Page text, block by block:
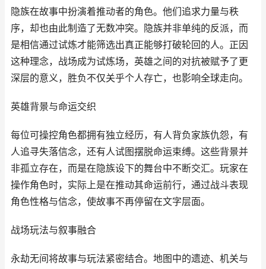
隐族在故事中扮演着推动者的角色。他们追求力量与秩
序，却也由此制造了无数冲突。隐族并非单纯的反派，而
是相信通过试炼才能筛选出真正能够打破轮回的人。正因
这种理念，战场成为试炼场，英雄之间的对抗被赋予了更
深层的意义，胜负不仅关乎个人存亡，也影响全球走向。
英雄背景与命运交织
每位可操控角色都拥有独立经历，有人背负家族仇怨，有
人追寻失落信念，还有人试图摆脱命运束缚。这些背景并
非孤立存在，而是在隐族设下的舞台中不断交汇。玩家在
操作角色时，实际上是在推动其命运前行，通过战斗表现
角色性格与信念，使故事不再停留在文字层面。
战场玩法与叙事融合
永劫无间将故事与玩法紧密结合。地图中的遗迹、机关与